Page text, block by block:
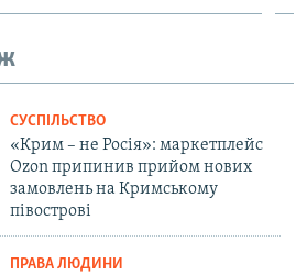
СУСПІЛЬСТВО
«Крим – не Росія»: маркетплейс
Ozon припинив прийом нових
замовлень на Кримському
півострові
ПРАВА ЛЮДИНИ